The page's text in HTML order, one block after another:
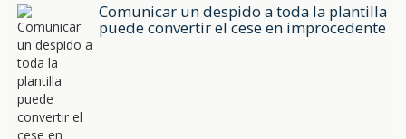
Comunicar un despido a toda la plantilla
puede convertir el cese en improcedente